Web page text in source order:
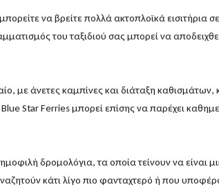
να βρείτε πολλά ακτοπλοϊκά εισιτήρια
του ταξιδιού σας μπορεί να
με άνετες καμπίνες και διάταξη
Star Ferries μπορεί επίσης να παρέχει
δρομολόγια, τα οποία τείνουν να είναι
κάτι λίγο πιο φανταχτερό ή που